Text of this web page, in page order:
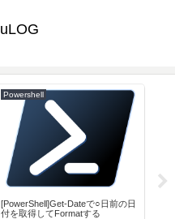
Powershell
[PowerShell]Get-Dateで○日前の日
付を取得してFormatする